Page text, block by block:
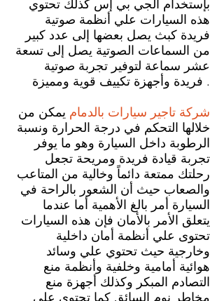
بإستخدام الجي بي إس كذلك تحتوي
هذه السيارات علي أنظمة صوتية
فريدة كبث يصل بعضها إلى عدد كبير
من السماعات الصوتية يصل إلى تسعة
عشر سماعة لتوفير تجربة صوتية
فريدة وأجهزة تكييف قوية ومميزة .
شركة تاجير سيارات بالدمام يمكن من
خلالها التحكم في درجة الحرارة ونسبة
الرطوبة داخل السيارة وهو ما يوفر
تجربة قيادة فريدة ومريحة تجعل
رحلتك ممتعة دائماً وخالية من المتاعب
والصعاب حيث أن الشعور بالراحة في
السيارة أمر بالغ الأهمية أما عندما
يتعلق الأمر بالأمان فإن هذه السيارات
تحتوى علي أنظمة أمان داخلية
وخارجية حيث تحتوي علي وسائد
هوائية أمامية وخلفية وأنظمة منع
التصادم المبكر وكذلك أجهزة منع
مخاطر نوم السائق كما تحتوي علي